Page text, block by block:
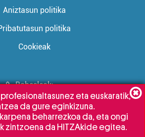
Aniztasun politika
politika
Cookieak
Babesleak:
eta euskaratik,
da gure eginkizuna.
beharrezkoa da, eta ongi
zintzoena da HITZAkide egitea.